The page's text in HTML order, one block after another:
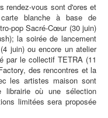
rendez-vous sont d'ores et
blanche à base de
pop Sacré-Cœur (30 juin)
la soirée de lancement
juin) ou encore un atelier
par le collectif TETRA (11
des rencontres et la
les artistes maison sont
librairie où une sélection
limitées sera proposée